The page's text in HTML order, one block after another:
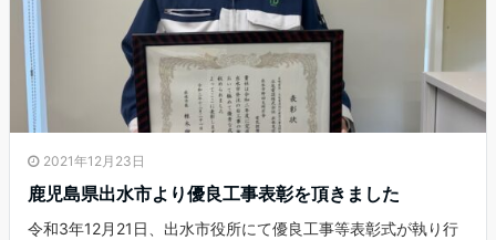
2021年12月23日
鹿児島県出水市より優良工事表彰を頂きました
令和3年12月21日、出水市役所にて優良工事等表彰式が執り行